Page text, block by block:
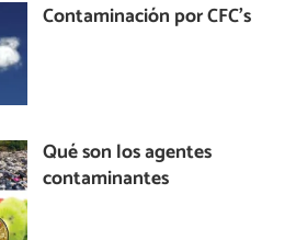
Contaminación por CFC's
Qué son los agentes
contaminantes